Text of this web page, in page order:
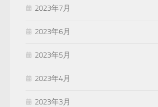
2023年7月
2023年6月
2023年5月
2023年4月
2023年3月